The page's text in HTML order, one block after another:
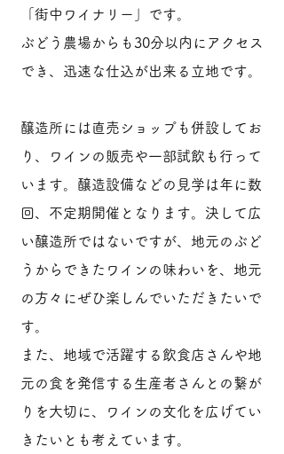
「街中ワイナリー」です。
ぶどう農場からも30分以内にアクセス
でき、迅速な仕込が出来る立地です。
醸造所には直売ショップも併設してお
り、ワインの販売や一部試飲も行って
います。醸造設備などの見学は年に数
回、不定期開催となります。決して広
い醸造所ではないですが、地元のぶど
うからできたワインの味わいを、地元
の方々にぜひ楽しんでいただきたいで
す。
また、地域で活躍する飲食店さんや地
元の食を発信する生産者さんとの繋が
りを大切に、ワインの文化を広げてい
きたいとも考えています。